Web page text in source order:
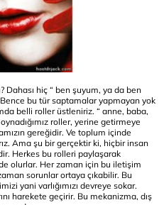
Dahası hiç “ ben şuyum, ya da ben
Bence bu tür saptamalar yapmayan yok
belli roller üstleniriz. “ anne, baba,
roller, yerine getirmeye
gereğidir. Ve toplum içinde
Ama şu bir gerçektir ki, hiçbir insan
Herkes bu rolleri paylaşarak
olurlar. Her zaman için bu iletişim
sorunlar ortaya çıkabilir. Bu
yani varlığımızı devreye sokar.
harekete geçirir. Bu mekanizma, dış